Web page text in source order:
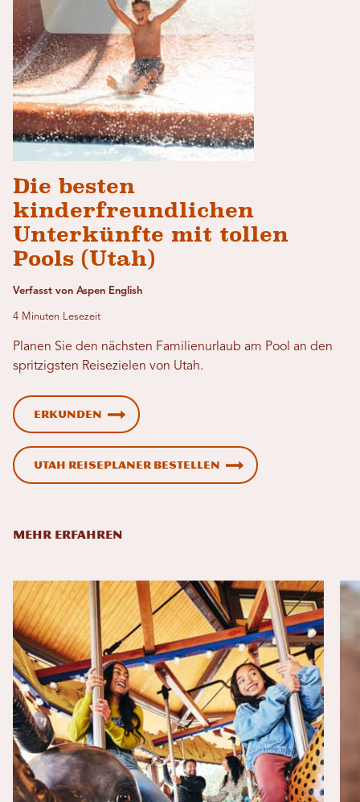
Die besten
kinderfreundlichen
Unterkünfte mit tollen
Pools (Utah)
Verfasst von Aspen English
4 Minuten Lesezeit
Planen Sie den nächsten Familienurlaub am Pool an den
spritzigsten Reisezielen von Utah.
Erkunden
Utah Reiseplaner bestellen
MEHR ERFAHREN